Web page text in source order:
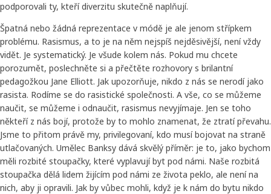
podporovali ty, kteří diverzitu skutečně naplňují.
Špatná nebo žádná reprezentace v módě je ale jenom střípkem
problému. Rasismus, a to je na něm nejspíš nejděsivější, není vždy
vidět. Je systematický. Je všude kolem nás. Pokud mu chcete
porozumět, poslechněte si a přečtěte rozhovory s brilantní
pedagožkou Jane Elliott. Jak upozorňuje, nikdo z nás se nerodí jako
rasista. Rodíme se do rasistické společnosti. A vše, co se můžeme
naučit, se můžeme i odnaučit, rasismus nevyjímaje. Jen se toho
někteří z nás bojí, protože by to mohlo znamenat, že ztratí převahu.
Jsme to přitom právě my, privilegovaní, kdo musí bojovat na straně
utlačovaných. Umělec Banksy dává skvělý příměr: je to, jako bychom
měli rozbité stoupačky, které vyplavují byt pod námi. Naše rozbitá
stoupačka dělá lidem žijícím pod námi ze života peklo, ale není na
nich, aby ji opravili. Jak by vůbec mohli, když je k nám do bytu nikdo